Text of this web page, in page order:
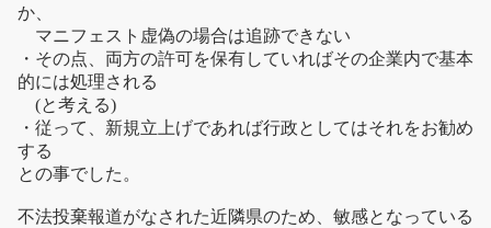
か、
マニフェスト虚偽の場合は追跡できない
・その点、両方の許可を保有していればその企業内で基本
的には処理される
(と考える)
・従って、新規立上げであれば行政としてはそれをお勧め
する
との事でした。
不法投棄報道がなされた近隣県のため、敏感となっている